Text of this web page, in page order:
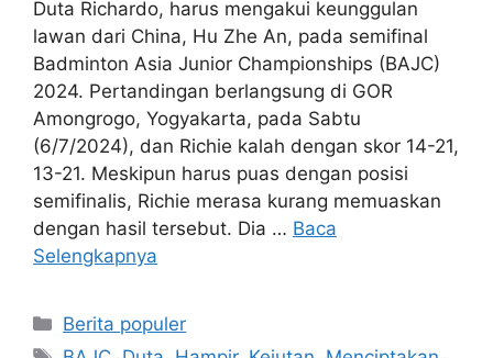
Duta Richardo, harus mengakui keunggulan
lawan dari China, Hu Zhe An, pada semifinal
Badminton Asia Junior Championships (BAJC)
2024. Pertandingan berlangsung di GOR
Amongrogo, Yogyakarta, pada Sabtu
(6/7/2024), dan Richie kalah dengan skor 14-21,
13-21. Meskipun harus puas dengan posisi
semifinalis, Richie merasa kurang memuaskan
dengan hasil tersebut. Dia … Baca
Selengkapnya
Kategori
Berita populer
Tag